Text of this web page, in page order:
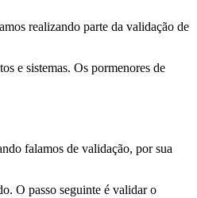
realizando parte da validação de
e sistemas. Os pormenores de
falamos de validação, por sua
O passo seguinte é validar o